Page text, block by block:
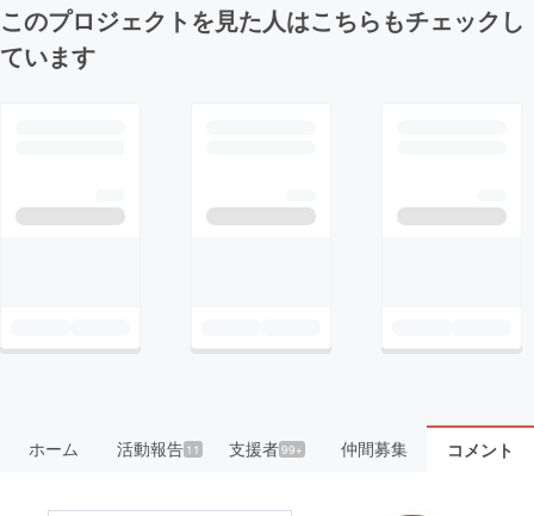
このプロジェクトを見た人はこちらもチェックし
ています
ホーム 活動報告11 支援者99+ 仲間募集 コメント